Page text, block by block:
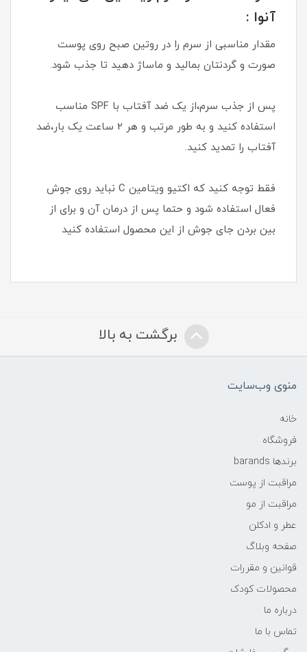
آنوا :
مقدار مناسبی از سرم را در روتین صبح روی پوست
صورت و گردنتان بمالید و ماساژ دهید تا جذب شود.
پس از جذب سرم،از یک ضد آفتاب با SPF مناسب
استفاده کنید و به طور مرتب و هر 2 ساعت یک بار،ضد
آفتاب را تمدید کنید.
فقط توجه کنید که اکتیو ویتامین C نباید روی جوش
فعال استفاده شود و حتما پس از درمان آن و برای از
بین بردن جای جوش از این محصول استفاده کنید
برگشت به بالا
منوی وب‌سایت
خانه
فروشگاه
برندها barands
مراقبت از پوست
مراقبت از مو
عطر و ادکلن
صفحه وبلاگ
قوانین و مقررات
محصولات کودک
درباره ما
تماس با ما